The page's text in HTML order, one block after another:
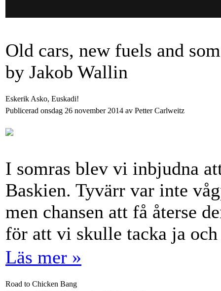
Old cars, new fuels and
by Jakob Wallin
Eskerik Asko, Euskadi!
Publicerad onsdag 26 november 2014 av Petter Carlweitz
I somras blev vi inbjudna
Baskien. Tyvärr var inte
men chansen att få återse
för att vi skulle tacka ja
Läs mer »
Road to Chicken Bang